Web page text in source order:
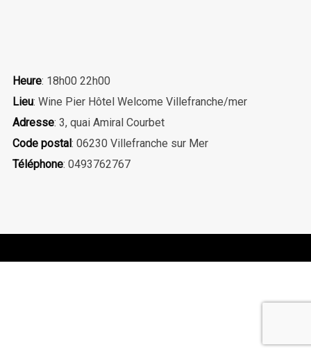
Heure: 18h00 22h00
Lieu: Wine Pier Hôtel Welcome Villefranche/mer
Adresse: 3, quai Amiral Courbet
Code postal: 06230 Villefranche sur Mer
Téléphone: 0493762767